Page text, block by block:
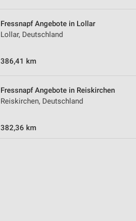
Fressnapf Angebote in Lollar
Lollar, Deutschland
386,41 km
Fressnapf Angebote in Reiskirchen
Reiskirchen, Deutschland
382,36 km